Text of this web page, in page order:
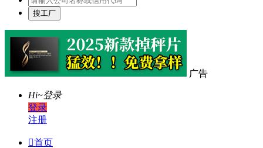
广告
Hi~登录
登录
注册
首页